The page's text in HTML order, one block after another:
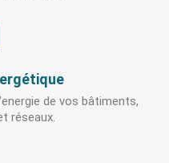
de vos bâtiments,
réseaux.